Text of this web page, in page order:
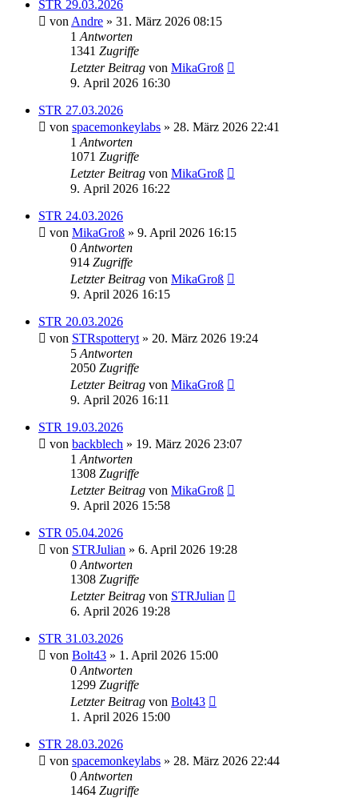
STR 29.03.2026
von Andre » 31. März 2026 08:15
1 Antworten
1341 Zugriffe
Letzter Beitrag von MikaGroß
9. April 2026 16:30
STR 27.03.2026
von spacemonkeylabs » 28. März 2026 22:41
1 Antworten
1071 Zugriffe
Letzter Beitrag von MikaGroß
9. April 2026 16:22
STR 24.03.2026
von MikaGroß » 9. April 2026 16:15
0 Antworten
914 Zugriffe
Letzter Beitrag von MikaGroß
9. April 2026 16:15
STR 20.03.2026
von STRspotteryt » 20. März 2026 19:24
5 Antworten
2050 Zugriffe
Letzter Beitrag von MikaGroß
9. April 2026 16:11
STR 19.03.2026
von backblech » 19. März 2026 23:07
1 Antworten
1308 Zugriffe
Letzter Beitrag von MikaGroß
9. April 2026 15:58
STR 05.04.2026
von STRJulian » 6. April 2026 19:28
0 Antworten
1308 Zugriffe
Letzter Beitrag von STRJulian
6. April 2026 19:28
STR 31.03.2026
von Bolt43 » 1. April 2026 15:00
0 Antworten
1299 Zugriffe
Letzter Beitrag von Bolt43
1. April 2026 15:00
STR 28.03.2026
von spacemonkeylabs » 28. März 2026 22:44
0 Antworten
1464 Zugriffe